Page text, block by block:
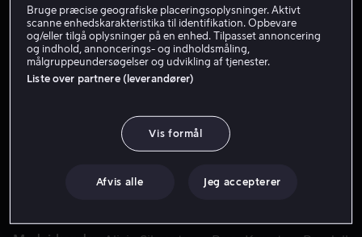
Lej 49 kr
Se trailer
Da Olive og Clay mødte hinanden, var det kærlighed ved
Da Olive og Clay mødte hinanden, var det kærlighed
adopterede en hvalp – Wesley. Nu er det seks år senere,
Bruge præcise geografiske placeringsoplysninger. Aktivt
scanne enhedskarakteristika til identifikation. Opbevare
og/eller tilgå oplysninger på en enhed. Tilpasset annoncering
og indhold, annoncerings- og indholdsmåling,
målgruppeundersøgelser og udvikling af tjenester.
Liste over partnere (leverandører)
Vis formål
Afvis alle Jeg accepterer